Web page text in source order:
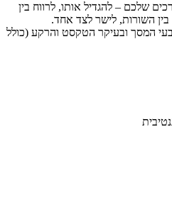
שלכם – להגדיל אותו, לרווח בין
השורות, לישר לצד אחד.
המסך ובעיקר הטקסט והרקע (כולל